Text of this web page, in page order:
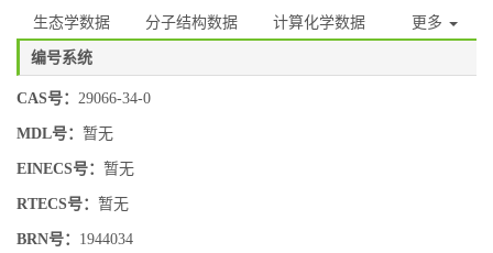
生态学数据
分子结构数据 计算化学数据 更多
编号系统
CAS号： 29066-34-0
MDL号： 暂无
EINECS号： 暂无
RTECS号： 暂无
BRN号： 1944034